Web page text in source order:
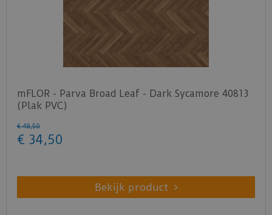
mFLOR - Parva Broad Leaf - Dark Sycamore 40813
(Plak PVC)
€ 48,50
€ 34,50
Bekijk product